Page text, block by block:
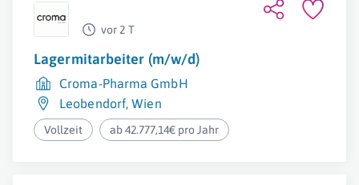
vor 2 T
Lagermitarbeiter (m/w/d)
Croma-Pharma GmbH
Leobendorf,Wien
Vollzeit ab 42.777,14€ pro Jahr